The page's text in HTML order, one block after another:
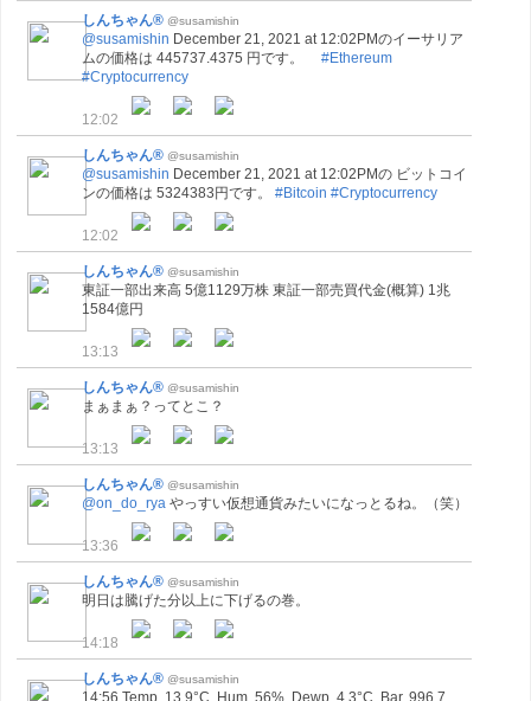
しんちゃん® @susamishin
@susamishin December 21, 2021 at 12:02PMのイーサリア
ムの価格は 445737.4375 円です。 #Ethereum
#Cryptocurrency
12:02
しんちゃん® @susamishin
@susamishin December 21, 2021 at 12:02PMの ビットコイ
ンの価格は 5324383円です。 #Bitcoin #Cryptocurrency
12:02
しんちゃん® @susamishin
東証一部出来高 5億1129万株 東証一部売買代金(概算) 1兆
1584億円
13:13
しんちゃん® @susamishin
まぁまぁ？ってとこ？
13:13
しんちゃん® @susamishin
@on_do_rya やっすい仮想通貨みたいになっとるね。（笑）
13:36
しんちゃん® @susamishin
明日は騰げた分以上に下げるの巻。
14:18
しんちゃん® @susamishin
14:56 Temp. 13.9°C, Hum. 56%, Dewp. 4.3°C, Bar. 996.7